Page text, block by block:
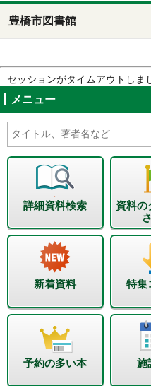
豊橋市図書館
セッションがタイムアウトしま
メニュー
詳細資料検索
資料の
新着資料 特集
予約の多い本 施